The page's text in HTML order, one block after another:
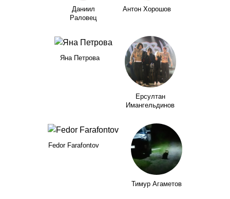
Даниил
Раловец
Антон Хорошов
Яна Петрова
Ерсултан
Имангельдинов
Fedor Farafontov
Тимур Агаметов